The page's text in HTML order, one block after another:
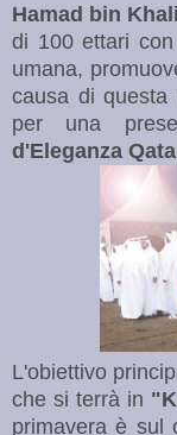
Hamad bin
di 100 ettari
umana,
causa di questa
per una
d'Eleganza
L'obiettivo
che si terrà in
primavera è sul